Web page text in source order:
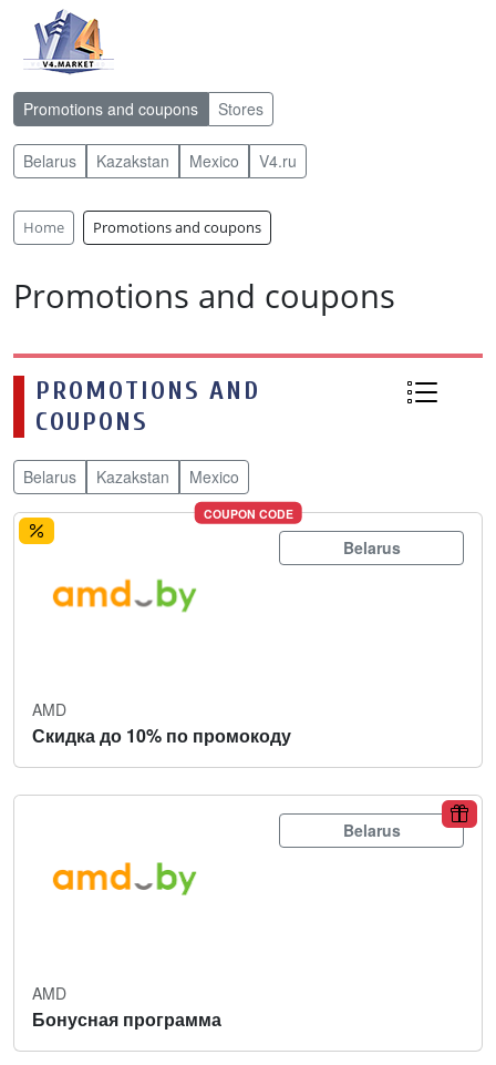
Promotions and coupons Stores
Belarus Kazakstan Mexico V4.ru
Home Promotions and coupons
Promotions and coupons
PROMOTIONS AND
COUPONS
Belarus Kazakstan Mexico
COUPON CODE
Belarus
AMD
Скидка до 10% по промокоду
Belarus
AMD
Бонусная программа